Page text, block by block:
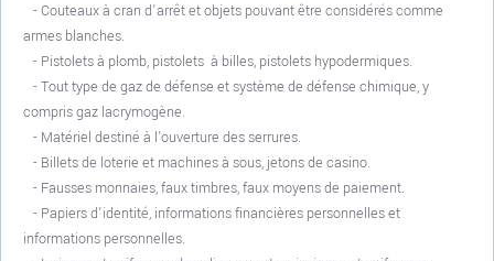
- Couteaux à cran d'arrêt et objets pouvant être considérés comme
armes blanches.
- Pistolets à plomb, pistolets à billes, pistolets hypodermiques.
- Tout type de gaz de défense et système de défense chimique, y
compris gaz lacrymogène.
- Matériel destiné à l'ouverture des serrures.
- Billets de loterie et machines à sous, jetons de casino.
- Fausses monnaies, faux timbres, faux moyens de paiement.
- Papiers d'identité, informations financières personnelles et
informations personnelles.